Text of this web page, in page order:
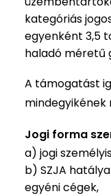
kategóriás
egyenként 3,5
haladó méretű
A támogatást
mindegyikének
Jogi forma
a) jogi
b) SZJA
egyéni cégek,